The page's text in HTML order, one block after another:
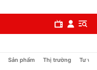
Sản phẩm Thị trường Tư vấn